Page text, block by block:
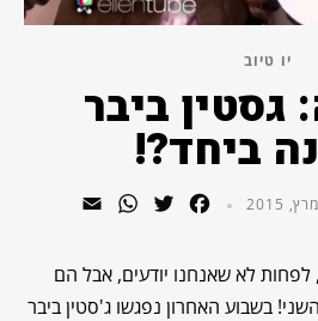
יו טיוב
ביבר
ביחד?!
Facebook
Twitter
WhatsApp
לפחות לא שאנחנו יודעים, אבל הם
בשבוע האחרון נפגשו ג'סטין ביבר